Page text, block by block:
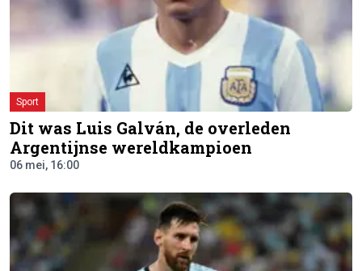
Sport
Dit was Luis Galván, de overleden
Argentijnse wereldkampioen
06 mei, 16:00